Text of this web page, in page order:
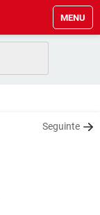
MENU
Seguinte